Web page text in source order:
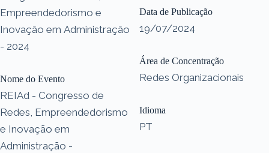
Empreendedorismo e
Inovação em Administração
- 2024
Nome do Evento
REIAd - Congresso de
Redes, Empreendedorismo
e Inovação em
Administração -
Data de Publicação
19/07/2024
Área de Concentração
Redes Organizacionais
Idioma
PT